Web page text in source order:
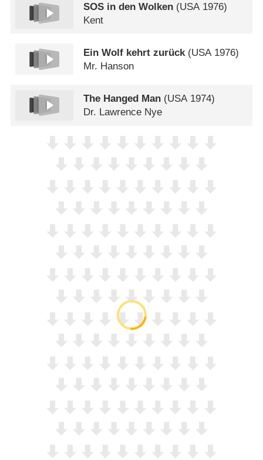
SOS in den Wolken (USA 1976)
Kent
Ein Wolf kehrt zurück (USA 1976)
Mr. Hanson
The Hanged Man (USA1974)
Dr. Lawrence Nye